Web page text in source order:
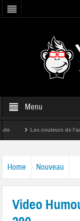
Menu
Les couleurs de
Home Nouveau
Video